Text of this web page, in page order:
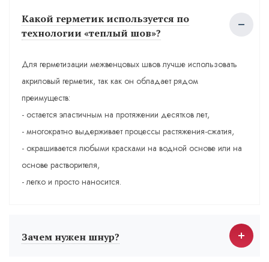
Какой герметик используется по
технологии «теплый шов»?
Для герметизации межвенцовых швов лучше использовать
акриловый герметик, так как он обладает рядом
преимуществ:
- остается эластичным на протяжении десятков лет,
- многократно выдерживает процессы растяжения-сжатия,
- окрашивается любыми красками на водной основе или на
основе растворителя,
- легко и просто наносится.
Зачем нужен шнур?